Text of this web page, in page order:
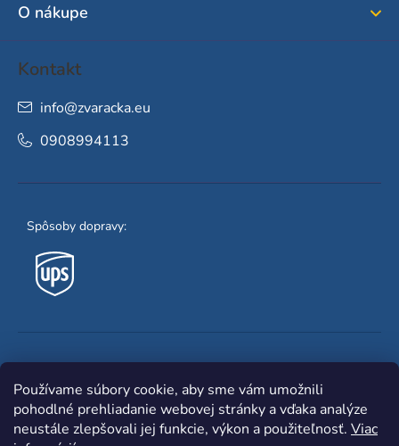
Používame súbory cookie, aby sme vám umožnili
pohodlné prehliadanie webovej stránky a vďaka analýze
neustále zlepšovali jej funkcie, výkon a použiteľnosť. Viac
O nákupe
Kontakt
info@zvaracka.eu
0908994113
Spôsoby dopravy: